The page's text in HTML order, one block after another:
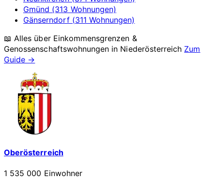
Gmünd (313 Wohnungen)
Gänserndorf (311 Wohnungen)
📖 Alles über Einkommensgrenzen &
Genossenschaftswohnungen in Niederösterreich Zum
Guide →
Oberösterreich
1 535 000 Einwohner